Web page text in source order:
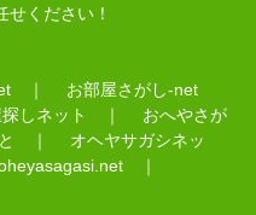
ください！
｜ お部屋さがし-net
しネット ｜ おへやさが
｜ オヘヤサガシネッ
｜